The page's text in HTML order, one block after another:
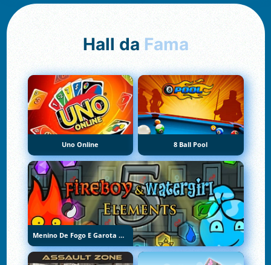
Hall da Fama
Uno Online 8 Ball Pool
Menino De Fogo E Garota De Água 5: Elementos